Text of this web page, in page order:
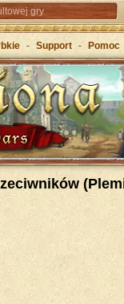
gry
o epokach cywilizacji
w antycznej Grecji
- Support - Pomoc